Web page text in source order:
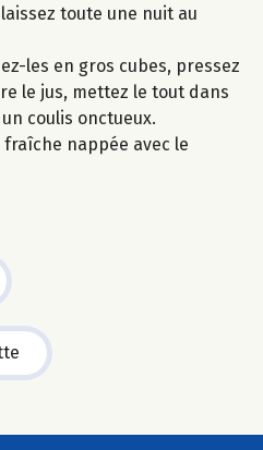
toute une nuit au
les en gros cubes, pressez
le jus, mettez le tout dans
coulis onctueux.
fraîche nappée avec le